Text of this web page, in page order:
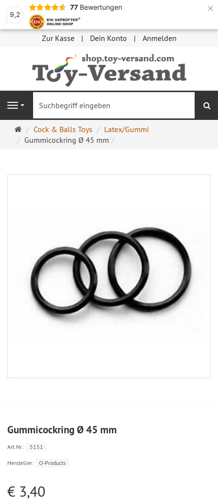
9,2
77 Bewertungen ×
Zur Kasse Dein Konto Anmelden
Navigation
Startseite
Cock & Balls Toys
Latex/Gummi
Gummicockring Ø 45 mm
Gummicockring Ø 45 mm
Art.Nr.: 5151
Hersteller: O-Products
€ 3,40